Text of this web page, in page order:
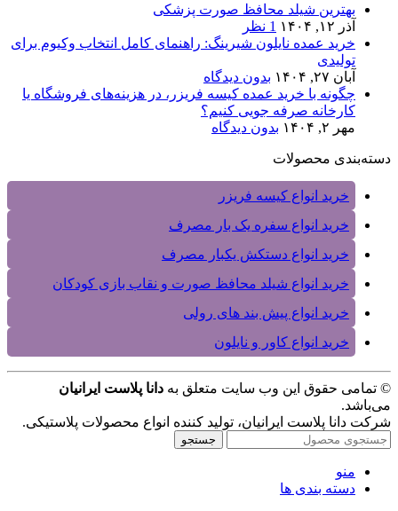
بهترین شیلد محافظ صورت پزشکی
آذر ۱۲, ۱۴۰۴
1 نظر
خرید عمده نایلون شیرینگ: راهنمای کامل انتخاب وکیوم برای
تولیدی‌
آبان ۲۷, ۱۴۰۴
بدون دیدگاه
چگونه با خرید عمده کیسه فریزر، در هزینه‌های فروشگاه یا
کارخانه صرفه‌ جویی کنیم؟
مهر ۲, ۱۴۰۴
بدون دیدگاه
دسته‌بندی محصولات
خرید انواع کیسه فریزر
خرید انواع سفره یک بار مصرف
خرید انواع دستکش یکبار مصرف
خرید انواع شیلد محافظ صورت و نقاب بازی کودکان
خرید انواع پیش بند های رولی
خرید انواع کاور و نایلون
© تمامی حقوق این وب سایت متعلق به دانا پلاست ایرانیان
می‌باشد.
شرکت دانا پلاست ایرانیان، تولید کننده انواع محصولات پلاستیکی.
جستجو
منو
دسته بندی ها